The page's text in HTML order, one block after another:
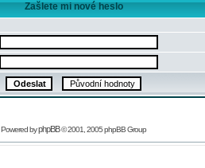
Zašlete mi nové heslo
Powered byphpBB© 2001, 2005 phpBB Group